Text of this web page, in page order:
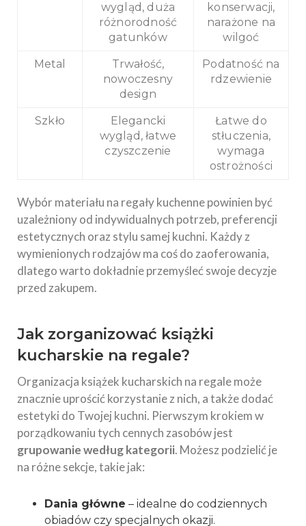
wygląd, duża
różnorodność
gatunków
konserwacji,
narażone na
wilgoć
Metal
Trwałość,
nowoczesny
design
Podatność na
rdzewienie
Szkło
Elegancki
wygląd, łatwe
czyszczenie
Łatwe do
stłuczenia,
wymaga
ostrożności
Wybór materiału na regały kuchenne powinien być
uzależniony od indywidualnych potrzeb, preferencji
estetycznych oraz stylu samej kuchni. Każdy z
wymienionych rodzajów ma coś do zaoferowania,
dlatego warto dokładnie przemyśleć swoje decyzje
przed zakupem.
Jak zorganizować książki
kucharskie na regale?
Organizacja książek kucharskich na regale może
znacznie uprościć korzystanie z nich, a także dodać
estetyki do Twojej kuchni. Pierwszym krokiem w
porządkowaniu tych cennych zasobów jest
grupowanie według kategorii. Możesz podzielić je
na różne sekcje, takie jak:
Dania główne – idealne do codziennych
obiadów czy specjalnych okazji.